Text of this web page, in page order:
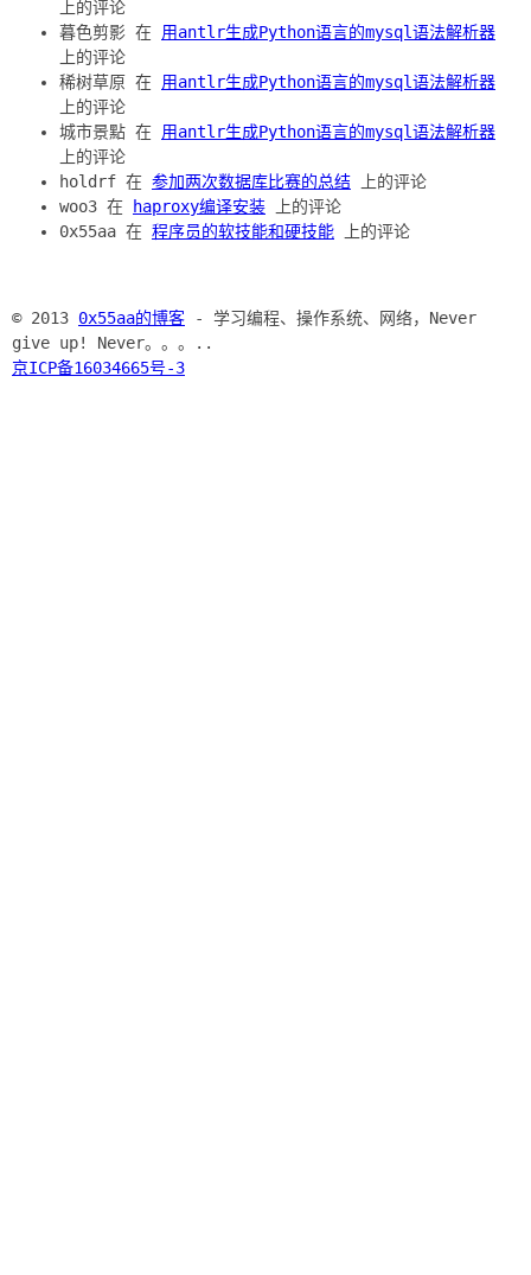
上的评论
暮色剪影 在 用antlr生成Python语言的mysql语法解析器
上的评论
稀树草原 在 用antlr生成Python语言的mysql语法解析器
上的评论
城市景點 在 用antlr生成Python语言的mysql语法解析器
上的评论
holdrf 在 参加两次数据库比赛的总结 上的评论
woo3 在
haproxy编译安装 上的评论
0x55aa 在 程序员的软技能和硬技能 上的评论
© 2013 0x55aa的博客 - 学习编程、操作系统、网络，Never
give up! Never。。。..
京ICP备16034665号-3